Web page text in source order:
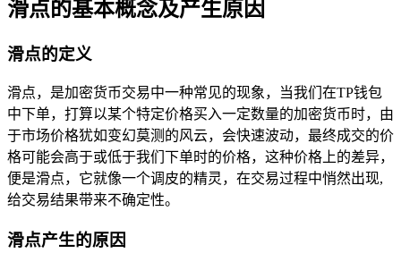
滑点的基本概念及产生原因
滑点的定义
滑点，是加密货币交易中一种常见的现象，当我们在TP钱包
中下单，打算以某个特定价格买入一定数量的加密货币时，由
于市场价格犹如变幻莫测的风云，会快速波动，最终成交的价
格可能会高于或低于我们下单时的价格，这种价格上的差异，
便是滑点，它就像一个调皮的精灵，在交易过程中悄然出现,
给交易结果带来不确定性。
滑点产生的原因